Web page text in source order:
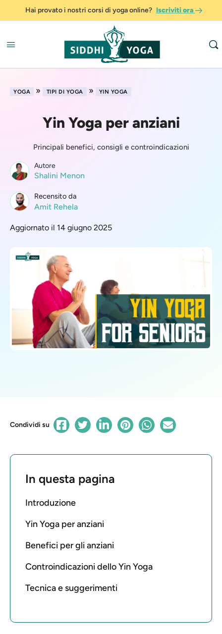
Hai provato i nostri corsi di yoga online? Iscriviti ora
YOGA » TIPI DI YOGA » YIN YOGA
Yin Yoga per anziani
Principali benefici, consigli e controindicazioni
Autore
Shalini Menon
Recensito da
Amit Rehela
Aggiornato il 14 giugno 2025
Condividi su
In questa pagina
Introduzione
Yin Yoga per anziani
Benefici per gli anziani
Controindicazioni dello Yin Yoga
Tecnica e suggerimenti